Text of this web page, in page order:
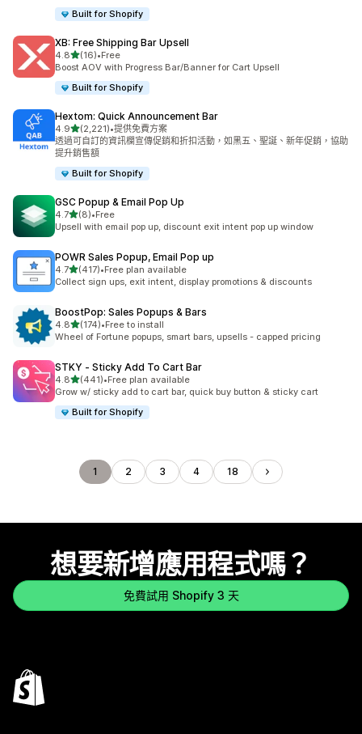
Built for Shopify
XB: Free Shipping Bar Upsell
4.8滿分 5 顆星
(16)
共有 16 則評價
•Free
Boost AOV with Progress Bar/Banner for Cart Upsell
Built for Shopify
Hextom: Quick Announcement Bar
4.9滿分 5 顆星
(2,221)
共有 2221 則評價
•提供免費方案
透過可自訂的資訊欄宣傳促銷和折扣活動，如黑五、聖誕、新年促銷，協助
提升銷售額
Built for Shopify
GSC Popup & Email Pop Up
4.7滿分 5 顆星
(8)
共有 8 則評價
•Free
Upsell with email pop up, discount exit intent pop up window
POWR Sales Popup, Email Pop up
4.7滿分 5 顆星
(417)
共有 417 則評價
•Free plan available
Collect sign ups, exit intent, display promotions & discounts
BoostPop: Sales Popups & Bars
4.8滿分 5 顆星
(174)
共有 174 則評價
•Free to install
Wheel of Fortune popups, smart bars, upsells - capped pricing
STKY ‑ Sticky Add To Cart Bar
4.8滿分 5 顆星
(441)
共有 441 則評價
•Free plan available
Grow w/ sticky add to cart bar, quick buy button & sticky cart
Built for Shopify
1 2 3 4 18
想要新增應用程式嗎？
免費試用 Shopify 3 天